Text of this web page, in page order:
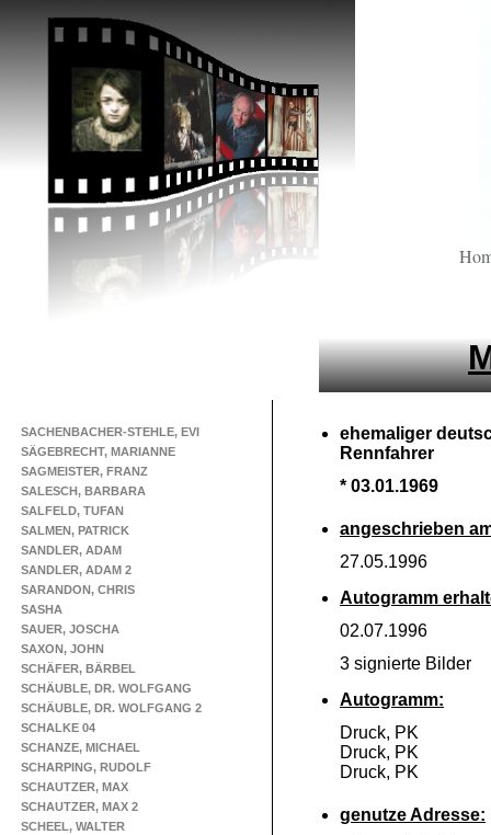
SACHENBACHER-STEHLE, EVI
SÄGEBRECHT, MARIANNE
SAGMEISTER, FRANZ
SALESCH, BARBARA
SALFELD, TUFAN
SALMEN, PATRICK
SANDLER, ADAM
SANDLER, ADAM 2
SARANDON, CHRIS
SASHA
SAUER, JOSCHA
SAXON, JOHN
SCHÄFER, BÄRBEL
SCHÄUBLE, DR. WOLFGANG
SCHÄUBLE, DR. WOLFGANG 2
SCHALKE 04
SCHANZE, MICHAEL
SCHARPING, RUDOLF
SCHAUTZER, MAX
SCHAUTZER, MAX 2
SCHEEL, WALTER
ehemaliger
Rennfahrer
* 03.01.1969
angeschrieben
27.05.1996
Autogramm
02.07.1996
3 signierte Bilder
Autogramm:
Druck, PK
Druck, PK
Druck, PK
genutze Adresse: